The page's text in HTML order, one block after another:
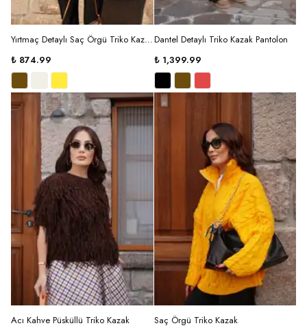
Yırtmaç Detaylı Saç Örgü Triko Kazak
₺ 874.99
Dantel Detaylı Triko Kazak Pantolon
₺ 1,399.99
Acı Kahve Püsküllü Triko Kazak
Saç Örgü Triko Kazak